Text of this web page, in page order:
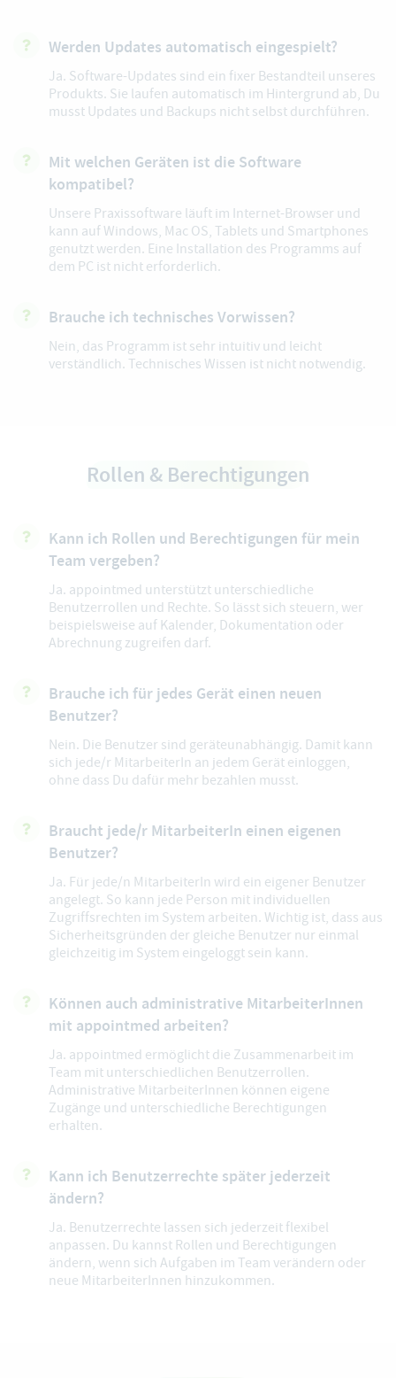
Werden Updates automatisch eingespielt?
Ja. Software-Updates sind ein fixer Bestandteil unseres
Produkts. Sie laufen automatisch im Hintergrund ab, Du
musst Updates und Backups nicht selbst durchführen.
Mit welchen Geräten ist die Software
kompatibel?
Unsere Praxissoftware läuft im Internet-Browser und
kann auf Windows, Mac OS, Tablets und Smartphones
genutzt werden. Eine Installation des Programms auf
dem PC ist nicht erforderlich.
Brauche ich technisches Vorwissen?
Nein, das Programm ist sehr intuitiv und leicht
verständlich. Technisches Wissen ist nicht notwendig.
Rollen & Berechtigungen
Kann ich Rollen und Berechtigungen für mein
Team vergeben?
Ja. appointmed unterstützt unterschiedliche
Benutzerrollen und Rechte. So lässt sich steuern, wer
beispielsweise auf Kalender, Dokumentation oder
Abrechnung zugreifen darf.
Brauche ich für jedes Gerät einen neuen
Benutzer?
Nein. Die Benutzer sind geräteunabhängig. Damit kann
sich jede/r MitarbeiterIn an jedem Gerät einloggen,
ohne dass Du dafür mehr bezahlen musst.
Braucht jede/r MitarbeiterIn einen eigenen
Benutzer?
Ja. Für jede/n MitarbeiterIn wird ein eigener Benutzer
angelegt. So kann jede Person mit individuellen
Zugriffsrechten im System arbeiten. Wichtig ist, dass aus
Sicherheitsgründen der gleiche Benutzer nur einmal
gleichzeitig im System eingeloggt sein kann.
Können auch administrative MitarbeiterInnen
mit appointmed arbeiten?
Ja. appointmed ermöglicht die Zusammenarbeit im
Team mit unterschiedlichen Benutzerrollen.
Administrative MitarbeiterInnen können eigene
Zugänge und unterschiedliche Berechtigungen
erhalten.
Kann ich Benutzerrechte später jederzeit
ändern?
Ja. Benutzerrechte lassen sich jederzeit flexibel
anpassen. Du kannst Rollen und Berechtigungen
ändern, wenn sich Aufgaben im Team verändern oder
neue MitarbeiterInnen hinzukommen.